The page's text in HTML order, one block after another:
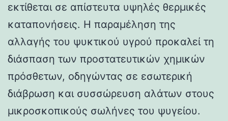
εκτίθεται σε απίστευτα υψηλές θερμικές
καταπονήσεις. Η παραμέληση της
αλλαγής του ψυκτικού υγρού προκαλεί τη
διάσπαση των προστατευτικών χημικών
πρόσθετων, οδηγώντας σε εσωτερική
διάβρωση και συσσώρευση αλάτων στους
μικροσκοπικούς σωλήνες του ψυγείου.